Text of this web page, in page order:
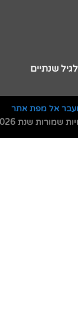
שנתיים
אל מפת אתר
שמורות שנת 2026 ©